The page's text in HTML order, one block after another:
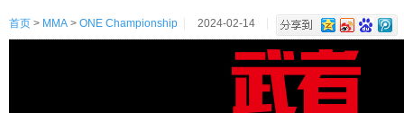
首页 > MMA > ONE Championship 2024-02-14